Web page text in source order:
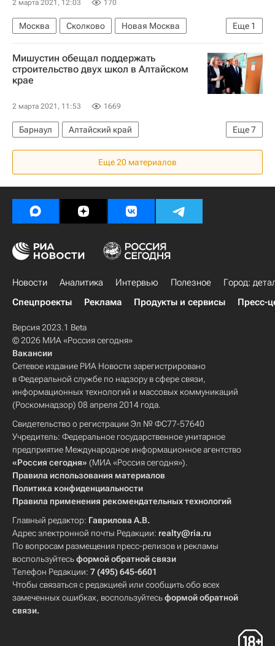
2 марта 2021, 12:03 170
Еще 1
Москва Сколково
Новая Москва
Инфраструктура
Мишустин обещал поддержать
строительство двух школ в Алтайском
крае
2 марта 2021, 11:53 1669
Еще7
Барнаул
Алтайский край
Михаил Мишустин
Россия
Строительство
Социальная инфраструктура
Инфраструктура
Школы
Виктор Томенко
Еще 20 материалов
Новости Аналитика Интервью Полезное
Город:
Спецпроекты
Реклама Продукты и сервисы Пресс-
Версия 2023.1 Beta
© 2026 МИА «Россия сегодня»
Вакансии
Сетевое издание РИА Новости зарегистрировано
в Федеральной службе по надзору в сфере связи,
информационных технологий и массовых коммуникаций
(Роскомнадзор) 08 апреля 2014 года.
Свидетельство о регистрации Эл № ФС77-57640
Учредитель: Федеральное государственное унитарное
предприятие Международное информационное агентство
«Россия сегодня» (МИА «Россия сегодня»).
Правила использования материалов
Политика конфиденциальности
Правила применения рекомендательных технологий
Главный редактор: Гаврилова А.В.
Адрес электронной почты Редакции: realty@ria.ru
По вопросам размещения пресс-релизов и рекламы
воспользуйтесьформой обратной связи
Телефон Редакции: 7 (495) 645-6601
Чтобы связаться с редакцией или сообщить обо всех
замеченных ошибках, воспользуйтесьформой обратной
связи.